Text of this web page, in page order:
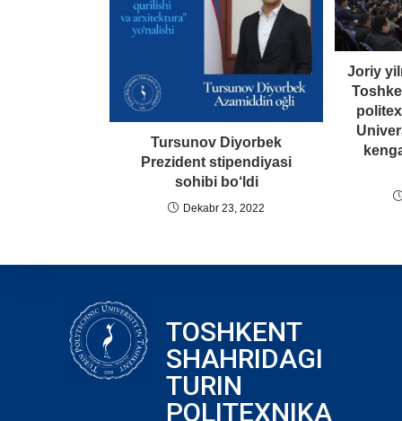
Tursunov Diyorbek
Prezident stipendiyasi
sohibi bo‘ldi
Dekabr 23, 2022
Joriy
TOSHKENT
SHAHRIDAGI
TURIN
POLITEXNIKA